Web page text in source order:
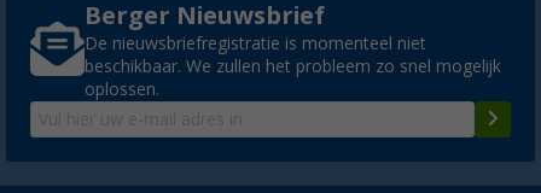
Berger Nieuwsbrief
De nieuwsbriefregistratie is momenteel niet
beschikbaar. We zullen het probleem zo snel mogelijk
oplossen.